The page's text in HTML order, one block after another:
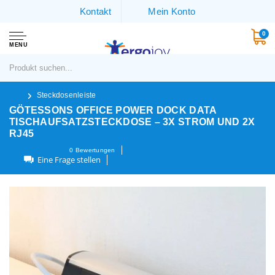
Kontakt Mein Konto
MENU
0
Steckdosenleiste
GÖTESSONS OFFICE POWER DOCK DATA
TISCHAUFSATZSTECKDOSE – 3X STROM UND 2X
RJ45
0 Bewertungen
Eine Frage stellen